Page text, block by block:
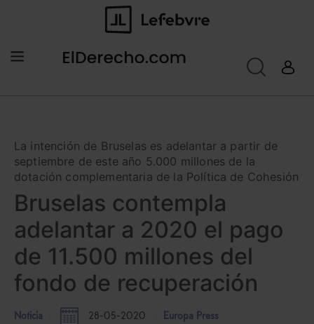
La intención de Bruselas es adelantar a partir de
septiembre de este año 5.000 millones de la
dotación complementaria de la Política de Cohesión
Bruselas contempla
adelantar a 2020 el pago
de 11.500 millones del
fondo de recuperación
Noticia 28-05-2020 Europa Press